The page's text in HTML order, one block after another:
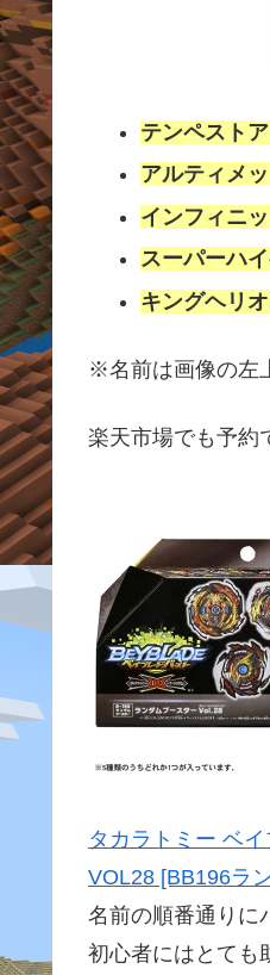
テンペスト
アルティメ
インフィニ
スーパーハ
キングヘリ
※名前は画像の左
楽天市場でも予約
タカラトミー ベ
VOL28 [BB196ラ
名前の順番通りに
初心者にはとても